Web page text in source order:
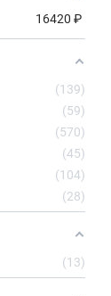
16420 ₽
139
59
570
45
104
28
13